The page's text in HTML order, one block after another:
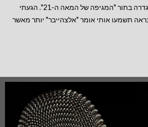
ומלמדת על המחלה שהוגדרה בתור "המגיפה של המאה ה-21". הגעתי
תשמעו אותי אומר "אלצהייבר" יותר מאשר